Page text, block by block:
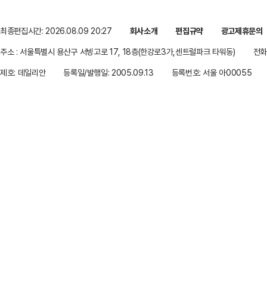
최종편집시간: 2026.08.09 20:27 회사소개 편집규약
광고제휴문의
주소 : 서울특별시 용산구 서빙고로 17, 18층(한강로3가,센트럴파크 타워동)
전
제호: 데일리안
등록일/발행일: 2005.09.13 등록번호: 서울 아00055